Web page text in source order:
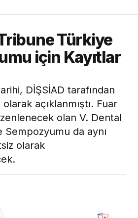
Türkiye
için Kayıtlar
DİŞSİAD tarafından
açıklanmıştı. Fuar
olan V. Dental
Sempozyumu da aynı
olarak